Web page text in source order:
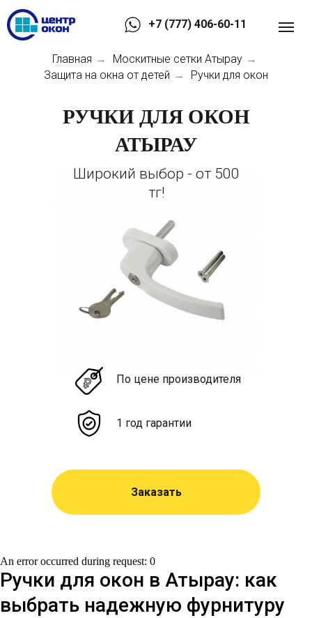
+7 (777) 406-60-11
Главная → Москитные сетки Атырау →
Защита на окна от детей → Ручки для окон
РУЧКИ ДЛЯ ОКОН
АТЫРАУ
По цене производителя
1 год гарантии
Заказать
Широкий выбор - от 500
тг!
An error occurred during request: 0
Ручки для окон в Атырау: как
выбрать надежную фурнитуру